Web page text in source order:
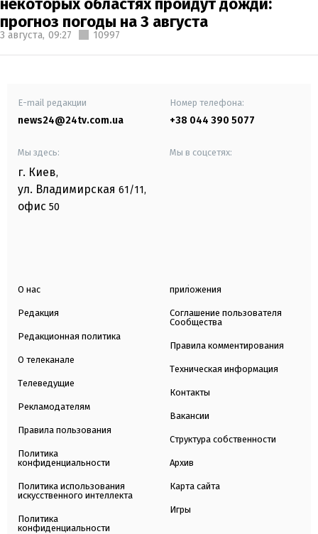
прогноз погоды на 3 августа
3 августа, 09:27 10997
E-mail редакции
news24@24tv.com.ua
Номер телефона:
+38 044 390 5077
Мы здесь:
г. Киев,
ул. Владимирская 61/11,
офис 50
Мы в соцсетях:
О нас
Редакция
Редакционная политика
О телеканале
Телеведущие
Рекламодателям
Правила пользования
Политика
конфиденциальности
Политика использования
искусственного интеллекта
Политика
конфиденциальности
приложения
Соглашение пользователя
Сообщества
Правила комментирования
Техническая информация
Контакты
Вакансии
Структура собственности
Архив
Карта сайта
Игры